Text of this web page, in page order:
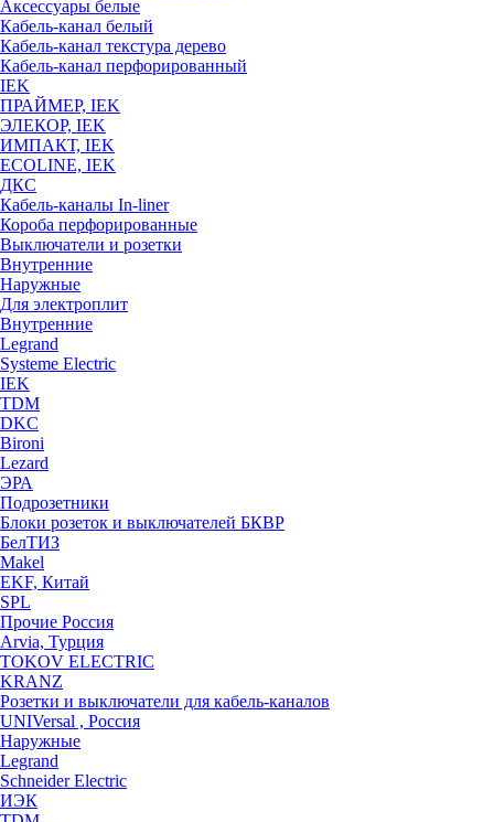
Аксессуары белые
Кабель-канал белый
Кабель-канал текстура дерево
Кабель-канал перфорированный
IEK
ПРАЙМЕР, IEK
ЭЛЕКОР, IEK
ИМПАКТ, IEK
ECOLINE, IEK
ДКС
Кабель-каналы In-liner
Короба перфорированные
Выключатели и розетки
Внутренние
Наружные
Для электроплит
Внутренние
Legrand
Systeme Electric
IEK
TDM
DKC
Bironi
Lezard
ЭРА
Подрозетники
Блоки розеток и выключателей БКВР
БелТИЗ
Makel
EKF, Китай
SPL
Прочие Россия
Arvia, Турция
TOKOV ELECTRIC
KRANZ
Розетки и выключатели для кабель-каналов
UNIVersal , Россия
Наружные
Legrand
Schneider Electric
ИЭК